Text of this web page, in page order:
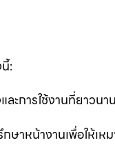
:
ะการใช้งานที่ยาวนาน
ษาหน้างานเพื่อให้เ